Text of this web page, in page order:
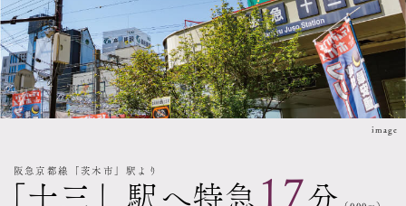
image
阪急京都線「茨木市」駅より
十三」駅へ特急 17分